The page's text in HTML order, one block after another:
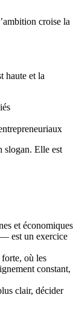
croise la
haute et la
slogan. Elle est
et économiques
est un exercice
forte, où les
constant,
clair, décider